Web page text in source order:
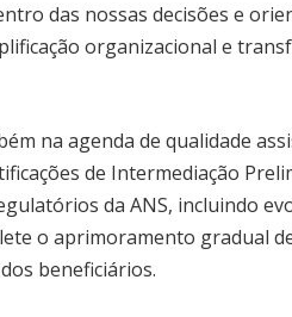
das nossas decisões e
organizacional e
na agenda de qualidade
de Intermediação
da ANS, incluindo
o aprimoramento gradual
beneficiários.